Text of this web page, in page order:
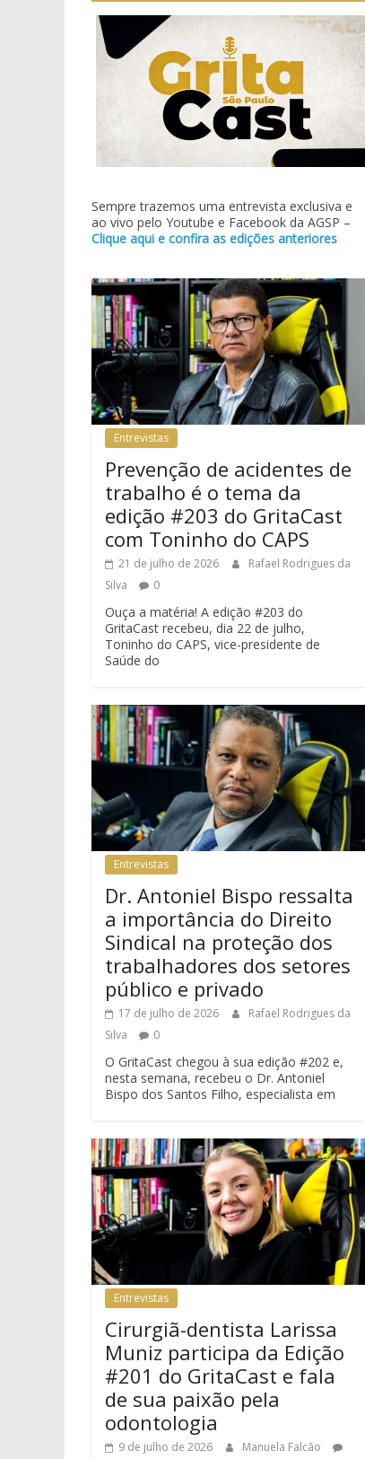
Sempre trazemos uma entrevista exclusiva e
ao vivo pelo Youtube e Facebook da AGSP –
Clique aqui e confira as edições anteriores
Entrevistas
Prevenção de acidentes de
trabalho é o tema da
edição #203 do GritaCast
com Toninho do CAPS
21 de julho de 2026
Rafael Rodrigues da
Silva
0
Ouça a matéria! A edição #203 do
GritaCast recebeu, dia 22 de julho,
Toninho do CAPS, vice-presidente de
Saúde do
Entrevistas
Dr. Antoniel Bispo ressalta
a importância do Direito
Sindical na proteção dos
trabalhadores dos setores
público e privado
17 de julho de 2026
Rafael Rodrigues da
Silva
0
O GritaCast chegou à sua edição #202 e,
nesta semana, recebeu o Dr. Antoniel
Bispo dos Santos Filho, especialista em
Entrevistas
Cirurgiã-dentista Larissa
Muniz participa da Edição
#201 do GritaCast e fala
de sua paixão pela
odontologia
9 de julho de 2026
Manuela Falcão